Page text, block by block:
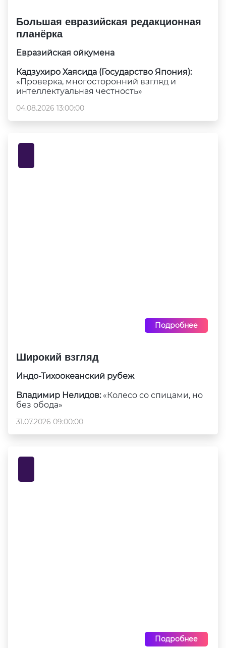
Большая евразийская редакционная
планёрка
Евразийская ойкумена
Кадзухиро Хаясида (Государство Япония):
«Проверка, многосторонний взгляд и
интеллектуальная честность»
04.08.2026 13:00:00
Подробнее
Широкий взгляд
Индо-Тихоокеанский рубеж
Владимир Нелидов:«Колесо со спицами, но
без обода»
31.07.2026 09:00:00
Подробнее